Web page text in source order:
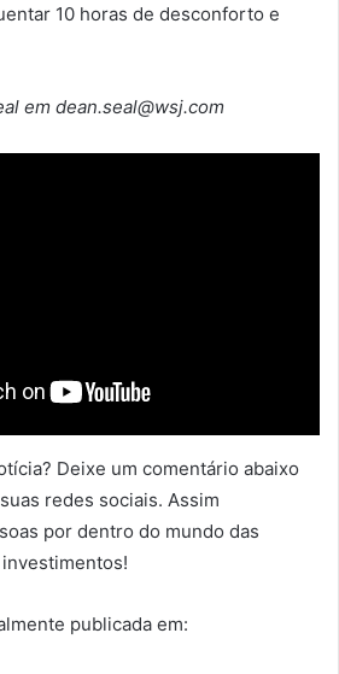
10 horas de desconforto e
em dean.seal@wsj.com
Deixe um comentário abaixo
redes sociais. Assim
por dentro do mundo das
publicada em: